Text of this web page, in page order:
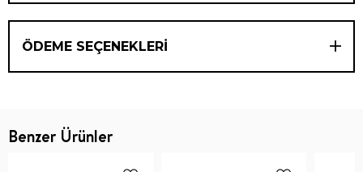
ÖDEME SEÇENEKLERI
Benzer Ürünler